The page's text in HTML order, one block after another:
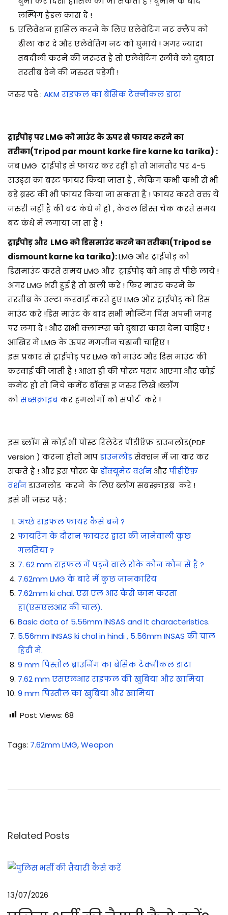
लम्पिंग हैंडल कास दे !
एलिवेशन हासिल करने के लिए एलेवेटिंग नट क्लैंप को
ढीला कर दे और एलेवेतिंग नट को घुमाये ! अगर ज्यादा
तबदीली करने की जरुरत है तो एलेवेटिंग स्लीवे को दुबारा
तरतीब देने की जरुरत पड़ेगी !
जरुर पढ़े : AKM राइफल का बेसिक टेक्नीकल डाटा
ट्राईपोड़ पर LMG को माउंट के ऊपर से फायर करने का
तरीका(Tripod par mount karke fire karne ka tarika) :
जब LMG ट्राईपोड़ से फायर कर रही हो तो आमतौर पर 4-5
राउंड्स का ब्रस्ट फायर किया जाता है , लेकिंग कभी कभी से भी
बड़े ब्रस्ट की भी फायर किया जा सकता है ! फायर करते वक्त ये
जरुरी नहीं है की बट कंधे में हो , केवल शिस्त चेक करते समय
बट कंधे में लगाया जा ता है !
ट्राईपोड़ और LMG को डिसमाउंट करने का तरीका(Tripod se
dismount karne ka tarika):LMG और ट्राईपोड़ को
डिसमाउंट करते समय LMG और ट्राईपोड़ को आड़ से पीछे लाये !
अगर LMG भरी हुई है तो खली करे ! फिर माउंट करने के
तरतीब के उल्टा करवाई करते हुए LMG और ट्राईपोड़ को डिस
माउंट करे !डिस माउंट के बाद सभी मौन्टिंग पिंस अपनी जगह
पर लगा दे ! और सभी क्लाम्प्स को दुबारा कास देना चाहिए !
आखिर में LMG के ऊपर मगज़ीन चढ़ानी चाहिए !
इस प्रकार से ट्राईपोड़ पर LMG को माउंट और डिस माउंट की
करवाई की जाती है ! आशा ही की पोस्ट पसंद आएगा और कोई
कमेंट हो तो निचे कमेंट बॉक्स इ जरुर लिखे !ब्लॉग
कोसब्सक्राइबकर हमलोगों को सपोर्ट करे !
इस ब्लॉग से कोई भी पोस्ट रिलेटेड पीडीऍफ़ डाउनलोड(PDF
version ) करना होतो आपडाउनलोडसेक्शन में जा कर कर
सकते है ! और इस पोस्ट केडॉक्यूमेंट वर्शनऔरपीडीऍफ़
वर्शनडाउनलोड करने के लिए ब्लॉग सबस्क्राइब करे !
इसे भी जरुर पढ़े :
अच्छे राइफल फायर कैसे बने ?
फायरिंग के दौरान फायरर द्वारा की जानेवाली कुछ
गलतिया ?
7. 62 mm राइफल में पड़ने वाले रोके कौन कौन से है ?
7.62mm LMG के बारे में कुछ जानकारिय
7.62mm ki chal. एस एल आर कैसे काम करता
हा(एसएलआर की चाल).
Basic data of 5.56mm INSAS and It characteristics.
5.56mm INSAS ki chal in hindi , 5.56mm INSAS की चाल
हिंदी में.
9 mm पिस्तौल ब्राउनिंग का बेसिक टेक्नीकल डाटा
7.62 mm एसएलआर राइफल की खुबिया और खामिया
9 mm पिस्तौल का खुबिया और खामिया
Post Views: 68
Tags: 7.62mm LMG,Weapon
m
M
Related Posts
13/07/2026